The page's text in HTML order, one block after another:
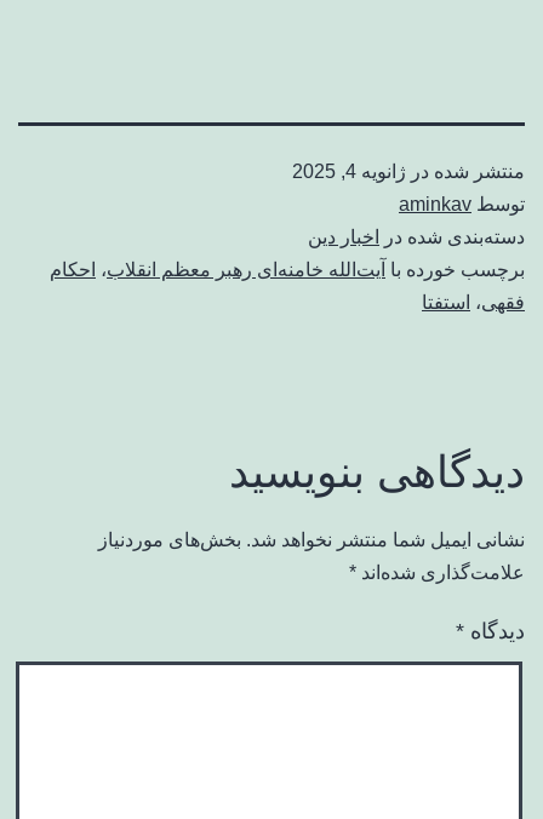
منتشر شده در ژانویه 4, 2025
توسط aminkav
دسته‌بندی شده در
اخبار دین
برچسب خورده با آیت‌الله خامنه‌ای رهبر معظم انقلاب، احکام
فقهی، استفتا
دیدگاهی بنویسید
نشانی ایمیل شما منتشر نخواهد شد. بخش‌های موردنیاز
علامت‌گذاری شده‌اند *
دیدگاه *